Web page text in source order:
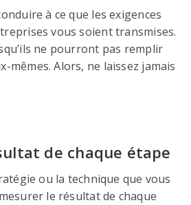
à ce que les exigences
vous soient transmises.
ne pourront pas remplir
mêmes. Alors, ne laissez jamais
de chaque étape
ou la technique que vous
le résultat de chaque